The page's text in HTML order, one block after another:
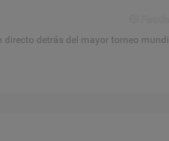
directo detrás del mayor torneo